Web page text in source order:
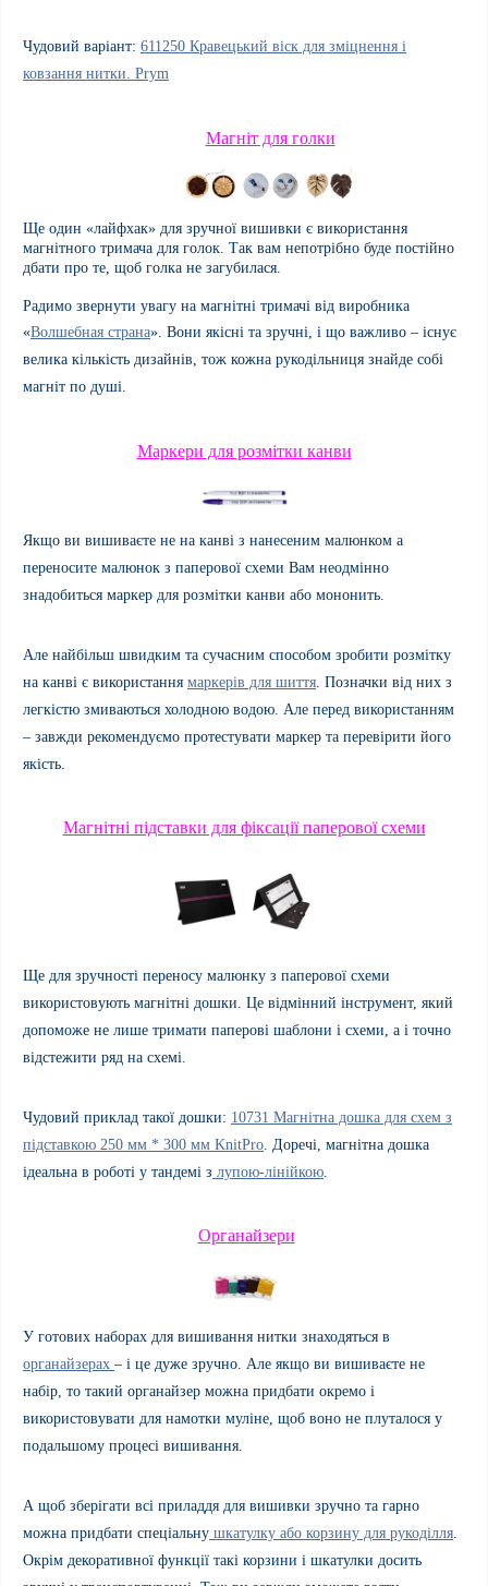
Чудовий варіант: 611250 Кравецький віск для зміцнення і
ковзання нитки. Prym
Магніт для голки
Ще один «лайфхак» для зручної вишивки є використання
магнітного тримача для голок. Так вам непотрібно буде постійно
дбати про те, щоб голка не загубилася.
Радимо звернути увагу на магнітні тримачі від виробника
«Волшебная страна». Вони якісні та зручні, і що важливо – існує
велика кількість дизайнів, тож кожна рукодільниця знайде собі
магніт по душі.
Маркери для розмітки канви
Якщо ви вишиваєте не на канві з нанесеним малюнком а
переносите малюнок з паперової схеми Вам неодмінно
знадобиться маркер для розмітки канви або мононить.
Але найбільш швидким та сучасним способом зробити розмітку
на канві є використання маркерів для шиття. Позначки від них з
легкістю змиваються холодною водою. Але перед використанням
– завжди рекомендуємо протестувати маркер та перевірити його
якість.
Магнітні підставки для фіксації паперової схеми
Ще для зручності переносу малюнку з паперової схеми
використовують магнітні дошки. Це відмінний інструмент, який
допоможе не лише тримати паперові шаблони і схеми, а і точно
відстежити ряд на схемі.
Чудовий приклад такої дошки: 10731 Магнітна дошка для схем з
підставкою 250 мм * 300 мм KnitPro. Доречі, магнітна дошка
ідеальна в роботі у тандемі з лупою-лінійкою.
Органайзери
У готових наборах для вишивання нитки знаходяться в
органайзерах – і це дуже зручно. Але якщо ви вишиваєте не
набір, то такий органайзер можна придбати окремо і
використовувати для намотки муліне, щоб воно не плуталося у
подальшому процесі вишивання.
А щоб зберігати всі приладдя для вишивки зручно та гарно
можна придбати спеціальну шкатулку або корзину для рукоділля.
Окрім декоративної функції такі корзини і шкатулки досить